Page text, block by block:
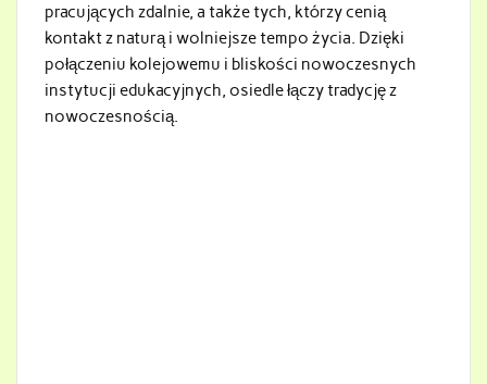
pracujących zdalnie, a także tych, którzy cenią
kontakt z naturą i wolniejsze tempo życia. Dzięki
połączeniu kolejowemu i bliskości nowoczesnych
instytucji edukacyjnych, osiedle łączy tradycję z
nowoczesnością.